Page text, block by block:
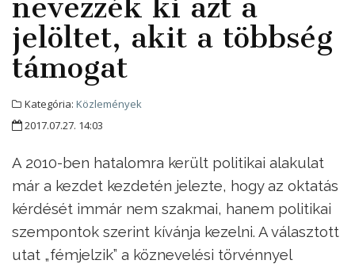
jelöltet, akit a többség
támogat
Kategória: Közlemények
2017.07.27. 14:03
A 2010-ben hatalomra került politikai alakulat
már a kezdet kezdetén jelezte, hogy az oktatás
kérdését immár nem szakmai, hanem politikai
szempontok szerint kívánja kezelni. A választott
utat „fémjelzik” a köznevelési törvénnyel